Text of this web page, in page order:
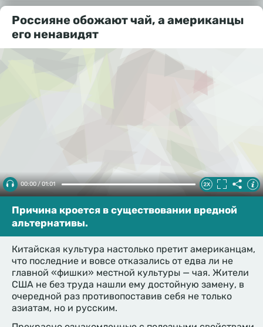
Россияне обожают чай, а американцы
его ненавидят
00:00 / 01:01
Причина кроется в существовании вредной
альтернативы.
Китайская культура настолько претит американцам,
что последние и вовсе отказались от едва ли не
главной «фишки» местной культуры — чая. Жители
США не без труда нашли ему достойную замену, в
очередной раз противопоставив себя не только
азиатам, но и русским.